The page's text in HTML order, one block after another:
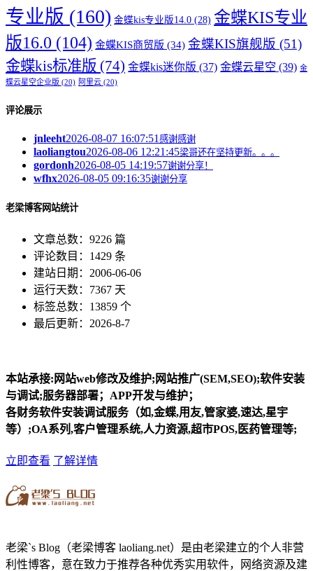
专业版 (160) 金蝶kis专业版14.0 (28) 金蝶KIS专业
版16.0 (104) 金蝶KIS商贸版 (34) 金蝶KIS旗舰版 (51)
金蝶kis标准版 (74) 金蝶kis迷你版 (37) 金蝶云星空 (39) 金
蝶云星空企业版 (20) 阿里云 (20)
评论展示
jnleeht2026-08-07 16:07:51 感谢感谢
laoliangtou2026-08-06 12:21:45梁哥还在坚持更新。。。
gordonh2026-08-05 14:19:57谢谢分享！
wfhx2026-08-05 09:16:35谢谢分享
老梁博客网站统计
文章总数：9226 篇
评论数目：1429 条
建站日期：2006-06-06
运行天数：7367 天
标签总数：13859 个
最后更新：2026-8-7
本站承接:网站web修改及维护;网站推广(SEM,SEO);软件安装
与调试;服务器部署；APP开发与维护；
各财务软件安装调试服务（如,金蝶,用友,管家婆,速达,星宇
等）;OA系列,客户管理系统,人力资源,超市POS,医药管理等;
立即查看 了解详情
老梁`s Blog（老梁博客 laoliang.net）是由老梁建立的个人非营
利性博客，意在致力于推荐各种优秀实用软件，网络资源及建